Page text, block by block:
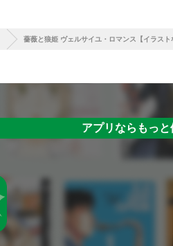
薔薇と狼姫 ヴェルサイユ・ロマンス【イラスト
アプリならもっと